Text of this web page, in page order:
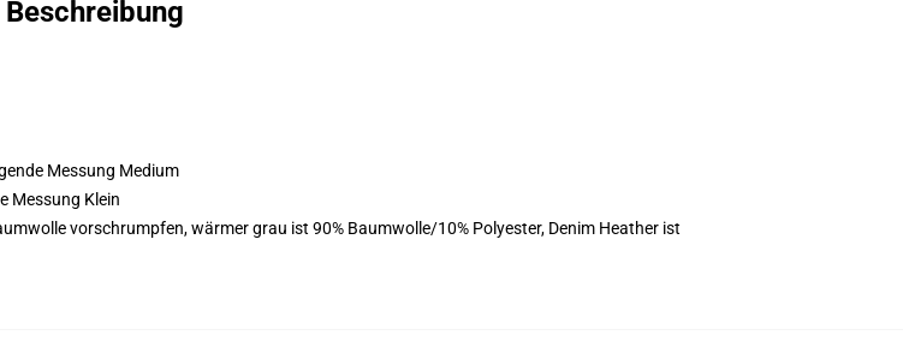
Beschreibung
Messung Medium
Messung Klein
vorschrumpfen, wärmer grau ist 90% Baumwolle/10% Polyester, Denim Heather ist